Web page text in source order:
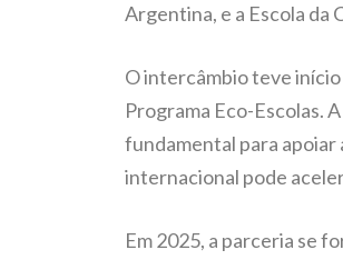
Argentina, e a Escola da
O intercâmbio teve
Programa Eco-Escolas.
fundamental para apoiar
internacional pode
Em 2025, a parceria se